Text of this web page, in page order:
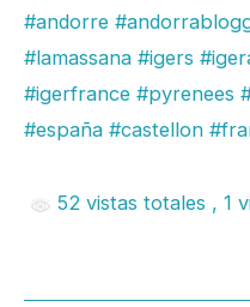
#andorre
#lamassana #igers
#igerfrance #pyrenees
#españa #castellon
52 vistas totales , 1